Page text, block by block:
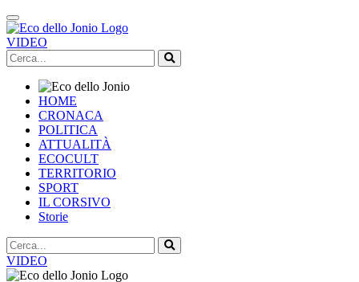
VIDEO
HOME
CRONACA
POLITICA
ATTUALITÀ
ECOCULT
TERRITORIO
SPORT
IL CORSIVO
Storie
VIDEO